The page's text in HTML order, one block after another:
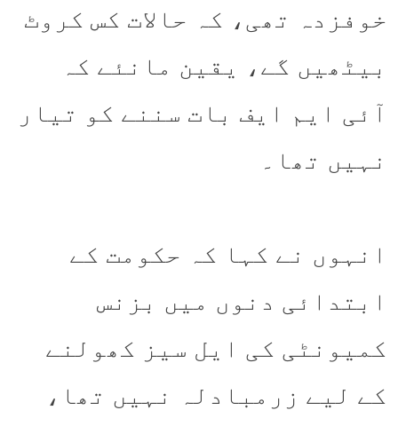
خوفزدہ تھی، کہ حالات کس کروٹ
بیٹھیں گے، یقین مانئے کہ
آئی ایم ایف بات سننے کو تیار
نہیں تھا۔
انہوں نے کہا کہ حکومت کے
ابتدائی دنوں میں بزنس
کمیونٹی کی ایل سیز کھولنے
کے لیے زرمبادلہ نہیں تھا،